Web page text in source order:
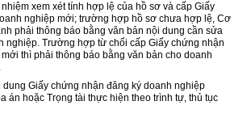
xem xét tính hợp lệ của hồ sơ và cấp Giấy
nghiệp mới;trường hợp hồ sơ chưa hợp lệ, Cơ
phải thông báo bằng văn bản nội dung cần sửa
nghiệp. Trường hợp từ chối cấp Giấy chứng nhận
thì phải thông báo bằng văn bản cho doanh
Giấy chứng nhận đăng ký doanh nghiệp
án hoặc Trọng tài thực hiện theo trình tự, thủ tục